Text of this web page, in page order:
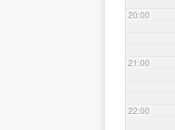
20:00
21:00
22:00